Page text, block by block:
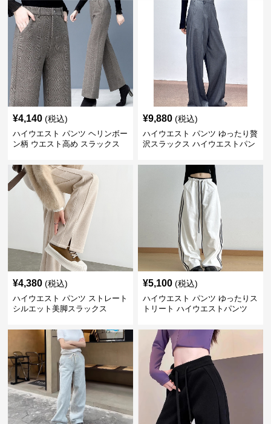
¥4,140 (税込)
ハイウエスト パンツ ヘリンボー
ン柄 ウエスト高め スラックス
¥9,880 (税込)
ハイウエスト パンツ ゆったり贅
沢スラックス ハイウエストパン
¥4,380 (税込)
ハイウエスト パンツ ストレート
シルエット美脚スラックス
¥5,100 (税込)
ハイウエスト パンツ ゆったりス
トリート ハイウエストパンツ